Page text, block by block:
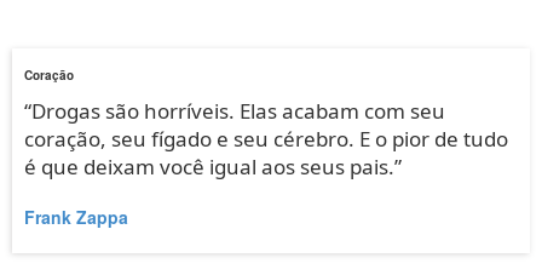
Coração
“Drogas são horríveis. Elas acabam com seu
coração, seu fígado e seu cérebro. E o pior de tudo
é que deixam você igual aos seus pais.”
Frank Zappa